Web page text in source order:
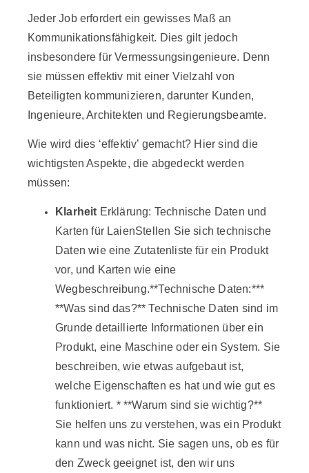
Jeder Job erfordert ein gewisses Maß an
Kommunikationsfähigkeit. Dies gilt jedoch
insbesondere für Vermessungsingenieure. Denn
sie müssen effektiv mit einer Vielzahl von
Beteiligten kommunizieren, darunter Kunden,
Ingenieure, Architekten und Regierungsbeamte.
Wie wird dies ‘effektiv’ gemacht? Hier sind die
wichtigsten Aspekte, die abgedeckt werden
müssen:
Klarheit Erklärung: Technische Daten und
Karten für LaienStellen Sie sich technische
Daten wie eine Zutatenliste für ein Produkt
vor, und Karten wie eine
Wegbeschreibung.**Technische Daten:***
**Was sind das?** Technische Daten sind im
Grunde detaillierte Informationen über ein
Produkt, eine Maschine oder ein System. Sie
beschreiben, wie etwas aufgebaut ist,
welche Eigenschaften es hat und wie gut es
funktioniert. * **Warum sind sie wichtig?**
Sie helfen uns zu verstehen, was ein Produkt
kann und was nicht. Sie sagen uns, ob es für
den Zweck geeignet ist, den wir uns